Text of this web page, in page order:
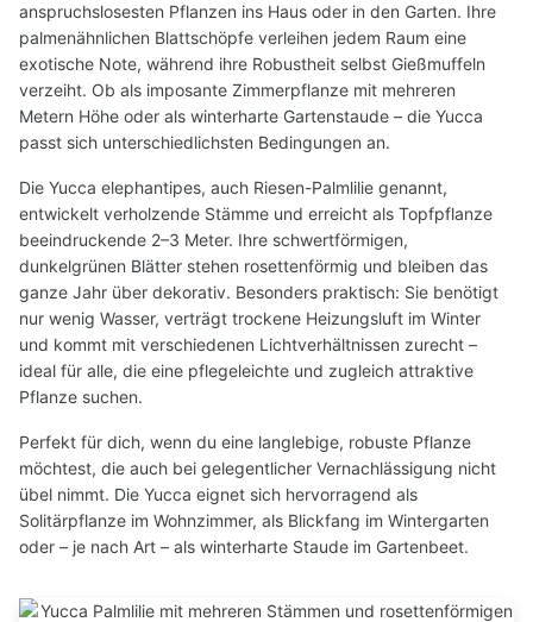
anspruchslosesten Pflanzen ins Haus oder in den Garten. Ihre
palmenähnlichen Blattschöpfe verleihen jedem Raum eine
exotische Note, während ihre Robustheit selbst Gießmuffeln
verzeiht. Ob als imposante Zimmerpflanze mit mehreren
Metern Höhe oder als winterharte Gartenstaude – die Yucca
passt sich unterschiedlichsten Bedingungen an.
Die Yucca elephantipes, auch Riesen-Palmlilie genannt,
entwickelt verholzende Stämme und erreicht als Topfpflanze
beeindruckende 2–3 Meter. Ihre schwertförmigen,
dunkelgrünen Blätter stehen rosettenförmig und bleiben das
ganze Jahr über dekorativ. Besonders praktisch: Sie benötigt
nur wenig Wasser, verträgt trockene Heizungsluft im Winter
und kommt mit verschiedenen Lichtverhältnissen zurecht –
ideal für alle, die eine pflegeleichte und zugleich attraktive
Pflanze suchen.
Perfekt für dich, wenn du eine langlebige, robuste Pflanze
möchtest, die auch bei gelegentlicher Vernachlässigung nicht
übel nimmt. Die Yucca eignet sich hervorragend als
Solitärpflanze im Wohnzimmer, als Blickfang im Wintergarten
oder – je nach Art – als winterharte Staude im Gartenbeet.